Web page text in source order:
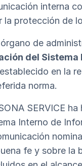
interna
la protección de
de
del
en la
norma.
SERVICE
Interno de
fe y sobre la